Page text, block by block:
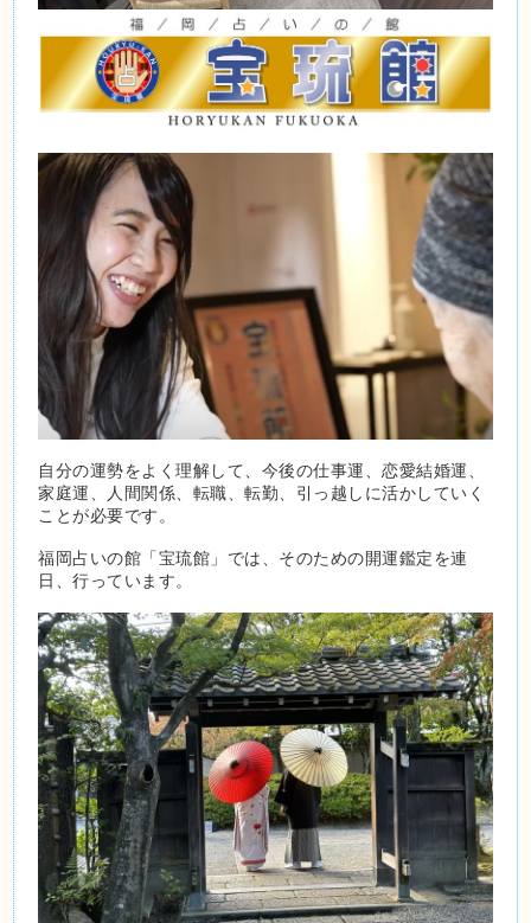
自分の運勢をよく理解して、今後の仕事運、恋愛結婚運、
家庭運、人間関係、転職、転勤、引っ越しに活かしていく
ことが必要です。
福岡占いの館「宝琉館」では、そのための開運鑑定を連
日、行っています。